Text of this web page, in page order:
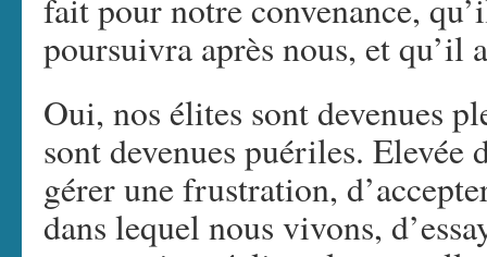
fait pour notre convenance,
poursuivra après nous, et qu’il
Oui, nos élites sont devenues
sont devenues puériles. Elevée
gérer une frustration,
dans lequel nous vivons,